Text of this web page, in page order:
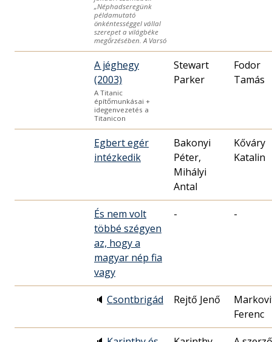
„Néphadseregünk
példamutató
önkéntességgel vállal
szerepet a világbéke
megőrzésében. A Varsó
A jéghegy
(2003)
A Titanic
építőmunkásai +
idegenvezetés a
Titanicon
Stewart
Parker
Fodor
Tamás
Egbert egér
intézkedik
Bakonyi
Péter,
Mihályi
Antal
Kőváry
Katalin
És nem volt
többé szégyen
az, hogy a
magyar nép fia
vagy
- -
🔈 Csontbrigád Rejtő Jenő
Ferenc